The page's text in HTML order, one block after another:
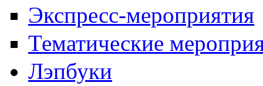
Экспресс-мероприятия
Тематические
Лэпбуки